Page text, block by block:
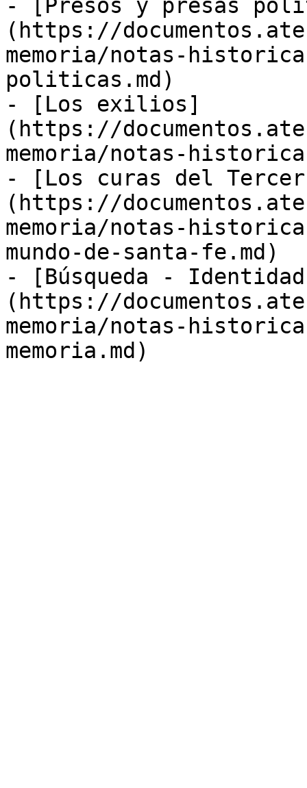
- [Presos y presas
(https://
memoria/notas-
politicas.md)
- [Los exilios]
(https://
memoria/notas-
- [Los curas del Tercer
(https://
memoria/notas-
mundo-de-santa-fe.md)
- [Búsqueda -
(https://
memoria/notas-